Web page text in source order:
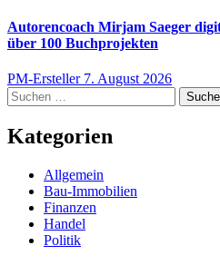
Autorencoach Mirjam Saeger
über 100 Buchprojekten
PM-Ersteller 7. August 2026
Suchen
nach:
Kategorien
Allgemein
Bau-Immobilien
Finanzen
Handel
Politik